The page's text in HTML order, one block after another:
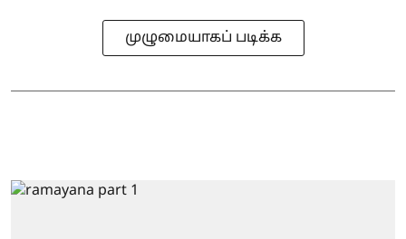
முழுமையாகப் படிக்க